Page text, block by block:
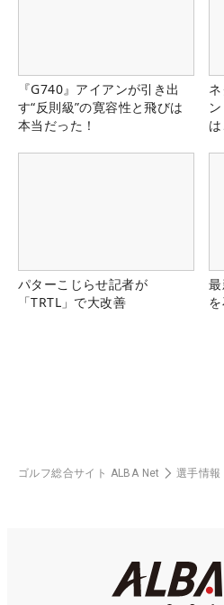
『G740』アイアンが引き出
す“反則級”の寛容性と飛びは
本当だった！
パターこじらせ記者が
「TRTL」で大改善
最
ゴルフ総合サイト ALBA Net 選手情報